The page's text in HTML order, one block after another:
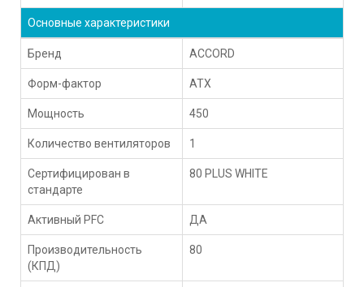
Основные характеристики
Бренд ACCORD
Форм-фактор ATX
Мощность 450
Количество вентиляторов 1
Сертифицирован в
стандарте
80 PLUS WHITE
Активный PFC ДА
Производительность
(КПД)
80